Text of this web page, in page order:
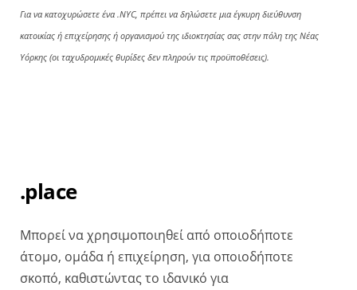
Για να κατοχυρώσετε ένα .NYC, πρέπει να δηλώσετε μια έγκυρη διεύθυνση
κατοικίας ή επιχείρησης ή οργανισμού της ιδιοκτησίας σας στην πόλη της Νέας
Υόρκης (οι ταχυδρομικές θυρίδες δεν πληρούν τις προϋποθέσεις).
.place
Μπορεί να χρησιμοποιηθεί από οποιοδήποτε
άτομο, ομάδα ή επιχείρηση, για οποιοδήποτε
σκοπό, καθιστώντας το ιδανικό για